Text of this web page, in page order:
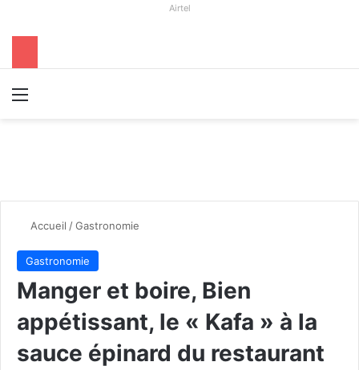
Airtel
Accueil /Gastronomie
Gastronomie
Manger et boire, Bien
appétissant, le « Kafa » à la
sauce épinard du restaurant